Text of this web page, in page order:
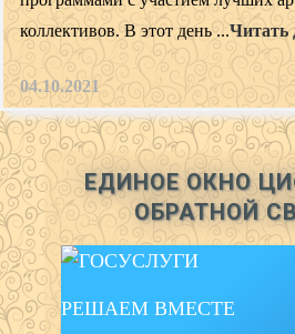
коллективов. В этот день ...Читать
04.10.2021
ЕДИНОЕ ОКНО
ОБРАТНОЙ
РЕШАЕМ ВМЕСТЕ